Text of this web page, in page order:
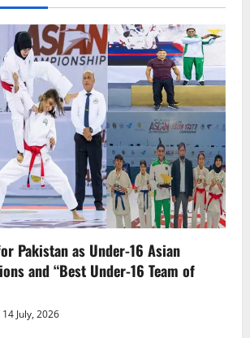
Pakistan as Under-16 Asian
and “Best Under-16 Team of
14 July, 2026